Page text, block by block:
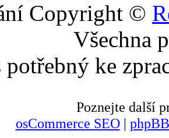
Copyright ©
Všechna
potřebný ke
Poznejte další
osCommerce SEO|